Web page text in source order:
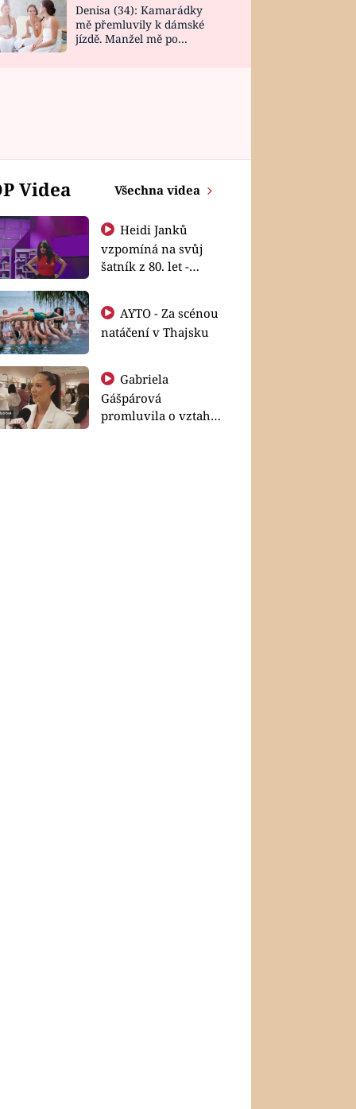
Denisa (34): Kamarádky
mě přemluvily k dámské
jízdě. Manžel mě po
Videa Všechna videa
Heidi Janků
vzpomíná na svůj
šatník z 80. let -
natáčení v Thajsku
Gabriela
Gášpárová
promluvila o vztahu